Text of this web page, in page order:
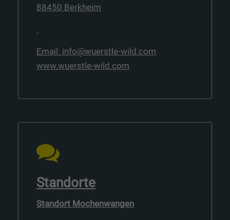
88450 Berkheim
Email: info@wuerstle-wild.com
www.wuerstle-wild.com
Standorte
Standort Mochenwangen